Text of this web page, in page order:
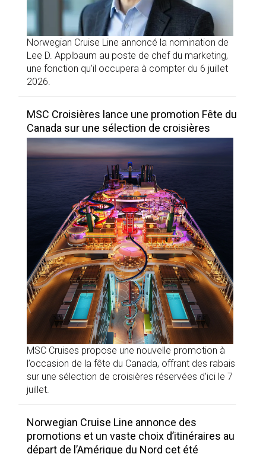
Norwegian Cruise Line annoncé la nomination de
Lee D. Applbaum au poste de chef du marketing,
une fonction qu’il occupera à compter du 6 juillet
2026.
MSC Croisières lance une promotion Fête du
Canada sur une sélection de croisières
MSC Cruises propose une nouvelle promotion à
l’occasion de la fête du Canada, offrant des rabais
sur une sélection de croisières réservées d’ici le 7
juillet.
Norwegian Cruise Line annonce des
promotions et un vaste choix d’itinéraires au
départ de l’Amérique du Nord cet été